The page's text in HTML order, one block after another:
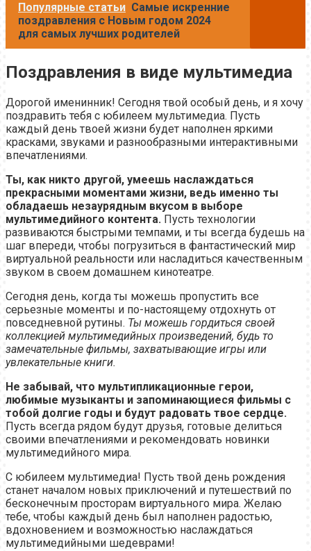
Популярные статьи Самые искренние
поздравления с Новым годом 2024
для самых лучших родителей
Поздравления в виде мультимедиа
Дорогой именинник! Сегодня твой особый день, и я хочу
поздравить тебя с юбилеем мультимедиа. Пусть
каждый день твоей жизни будет наполнен яркими
красками, звуками и разнообразными интерактивными
впечатлениями.
Ты, как никто другой, умеешь наслаждаться
прекрасными моментами жизни, ведь именно ты
обладаешь незаурядным вкусом в выборе
мультимедийного контента. Пусть технологии
развиваются быстрыми темпами, и ты всегда будешь на
шаг впереди, чтобы погрузиться в фантастический мир
виртуальной реальности или насладиться качественным
звуком в своем домашнем кинотеатре.
Сегодня день, когда ты можешь пропустить все
серьезные моменты и по-настоящему отдохнуть от
повседневной рутины. Ты можешь гордиться своей
коллекцией мультимедийных произведений, будь то
замечательные фильмы, захватывающие игры или
увлекательные книги.
Не забывай, что мультипликационные герои,
любимые музыканты и запоминающиеся фильмы с
тобой долгие годы и будут радовать твое сердце.
Пусть всегда рядом будут друзья, готовые делиться
своими впечатлениями и рекомендовать новинки
мультимедийного мира.
С юбилеем мультимедиа! Пусть твой день рождения
станет началом новых приключений и путешествий по
бесконечным просторам виртуального мира. Желаю
тебе, чтобы каждый день был наполнен радостью,
вдохновением и возможностью наслаждаться
мультимедийными шедеврами!